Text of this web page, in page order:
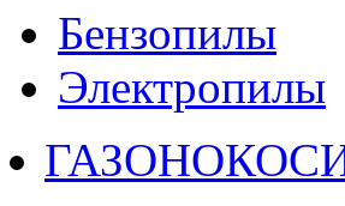
Бензопилы
Электропилы